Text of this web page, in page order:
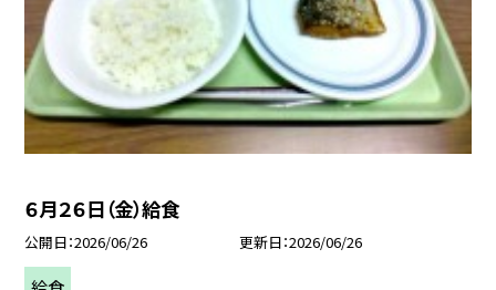
６月２６日（金）給食
公開日 2026/06/26 更新日 2026/06/26